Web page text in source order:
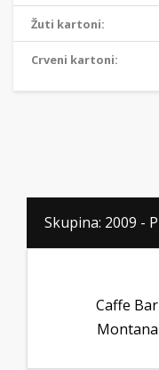
Žuti kartoni:
Crveni kartoni:
Skupina: 2009 - P
Caffe Bar
Montana